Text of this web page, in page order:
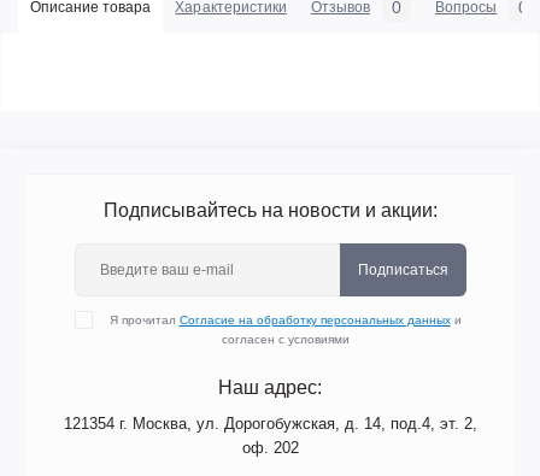
Описание товара Характеристики Отзывов 0 Вопросы 0
Подписывайтесь на новости и акции:
Подписаться
Я прочитал Согласие на обработку персональных данныхи
согласен с условиями
Наш адрес:
121354 г. Москва, ул. Дорогобужская, д. 14, под.4, эт. 2,
оф. 202